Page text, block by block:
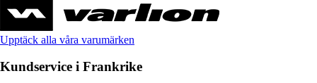
Upptäck alla våra varumärken
Kundservice i Frankrike